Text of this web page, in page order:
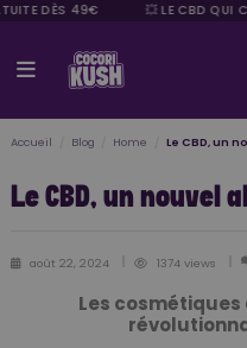
DÈS 49€ 💥 LE CBD QUI
Accueil Blog Home Le CBD, un
Le CBD, un nouvel
août 22, 2024 1374 views
Les cosmétiques